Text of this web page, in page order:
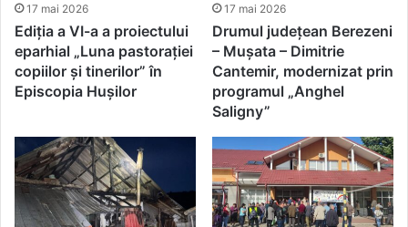
17 mai 2026
Ediția a VI-a a proiectului
eparhial „Luna pastorației
copiilor și tinerilor” în
Episcopia Hușilor
17 mai 2026
Drumul județean Berezeni
– Mușata – Dimitrie
Cantemir, modernizat prin
programul „Anghel
Saligny”